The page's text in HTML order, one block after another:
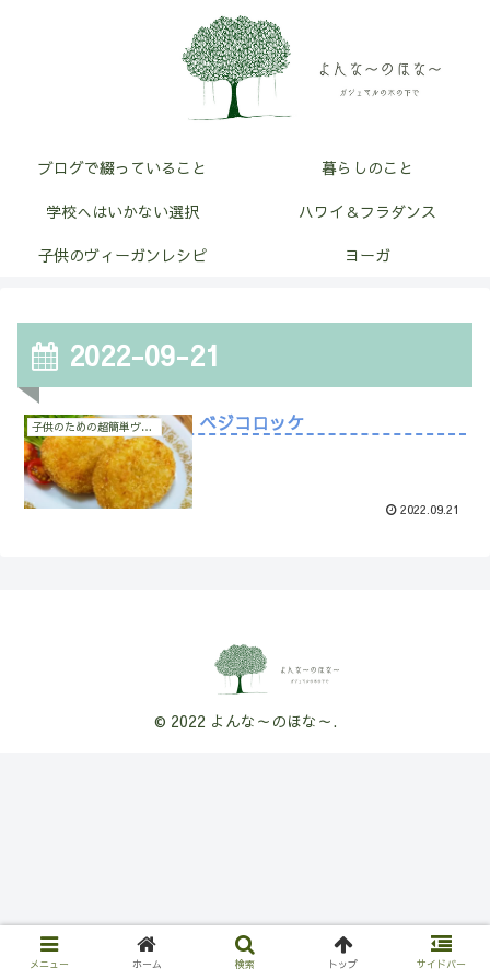
ブログで綴っていること
暮らしのこと
学校へはいかない選択
ハワイ＆フラダンス
子供のヴィーガンレシピ
ヨーガ
2022-09-21
子供のための超簡単ヴィーガン料理 ベジコロッケ
2022.09.21
© 2022 よんな～のほな～.
メニュー ホーム 検索 トップ サイドバー